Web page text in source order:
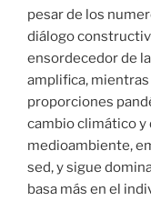
pesar de los
diálogo
ensordecedor de
amplifica,
proporciones
cambio climático y
medioambiente,
sed, y sigue
basa más en el